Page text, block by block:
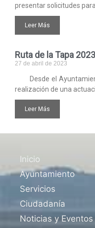
presentar solicitudes
Leer Más
Ruta de la Tapa 2023
27 de abril de 2023
Desde el
realización de una
Leer Más
Inicio
Ayuntamiento
Servicios
Ciudadanía
Noticias y Eventos